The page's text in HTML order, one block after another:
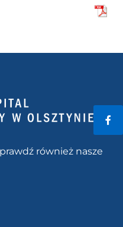
również nasze